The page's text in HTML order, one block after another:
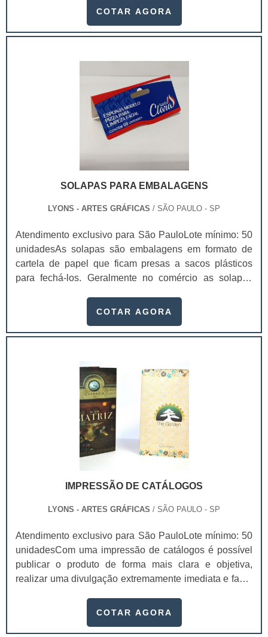
modo, o flyer é uma evolução dos panfletos simples -
Características dos flyers em questão Impressos em
gramatura; Possuem um trabalho estét.
COTAR AGORA
SOLAPAS PARA EMBALAGENS
LYONS - ARTES GRÁFICAS / SÃO PAULO - SP
Atendimento exclusivo para São PauloLote mínimo: 50
unidadesAs solapas são embalagens em formato de
cartela de papel que ficam presas a sacos plásticos
para fechá-los. Geralmente no comércio as solapas
aramadasExemplos de utilização da solapas
Acessórios para casa; Entre outros. As solapas ainda
Geralmente estas solapas possuem informações
acerca do produto, s.
COTAR AGORA
IMPRESSÃO DE CATÁLOGOS
LYONS - ARTES GRÁFICAS / SÃO PAULO - SP
Atendimento exclusivo para São PauloLote mínimo: 50
unidadesCom uma impressão de catálogos é possível
publicar o produto de forma mais clara e objetiva,
realizar uma divulgação extremamente imediata e fazer
dos serviços oferecidos.Estes são só alguns dos muitos
COTAR AGORA